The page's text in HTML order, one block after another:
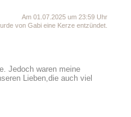
Am 01.07.2025 um 23:59 Uhr
von Gabi eine Kerze entzündet.
Jedoch waren meine
Lieben,die auch viel